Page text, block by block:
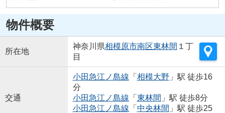
物件概要
所在地
神奈川県相模原市南区東林間 １丁
目
交通
小田急江ノ島線 「 相模大野 」駅 徒歩16
分
小田急江ノ島線 「 東林間 」駅 徒歩8分
小田急江ノ島線 「 中央林間 」駅 徒歩25